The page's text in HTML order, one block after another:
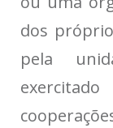
dos
pela